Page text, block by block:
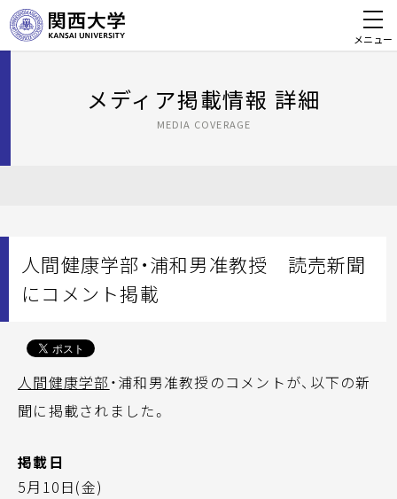
メニュー
メディア掲載情報 詳細
MEDIA COVERAGE
人間健康学部・浦和男准教授 読売新聞
にコメント掲載
人間健康学部 ・浦和男准教授のコメントが、以下の新
聞に掲載されました。
掲載日
5月10日(金)